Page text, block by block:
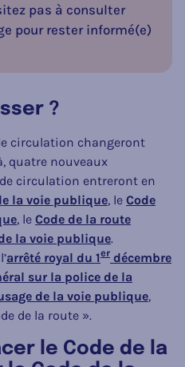
pas à consulter
pour rester informé(e)
?
circulation changeront
quatre nouveaux
circulation entreront en
la voie publique, le Code
, le Code de la route
la voie publique.
arrêté royal du 1er décembre
sur la police de la
de la voie publique,
de la route ».
le Code de la